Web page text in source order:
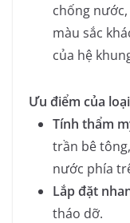
chống
màu sắc
của hệ
Ưu điểm của
Tính thẩm
trần bê
nước phía
Lắp đặt
tháo dỡ.